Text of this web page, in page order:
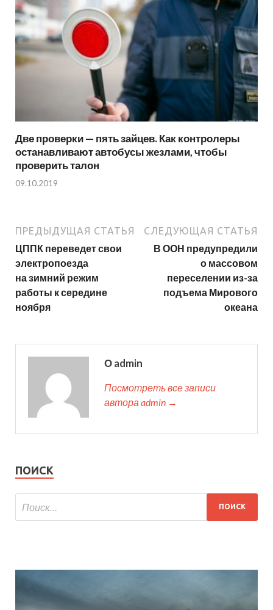
Две проверки — пять зайцев. Как контролеры
останавливают автобусы жезлами, чтобы
проверить талон
09.10.2019
ПРЕДЫДУЩАЯ СТАТЬЯ
ЦППК переведет свои
электропоезда
на зимний режим
работы к середине
ноября
СЛЕДУЮЩАЯ СТАТЬЯ
В ООН предупредили
о массовом
переселении из-за
подъема Мирового
океана
О admin
Посмотреть все записи
автора admin →
ПОИСК